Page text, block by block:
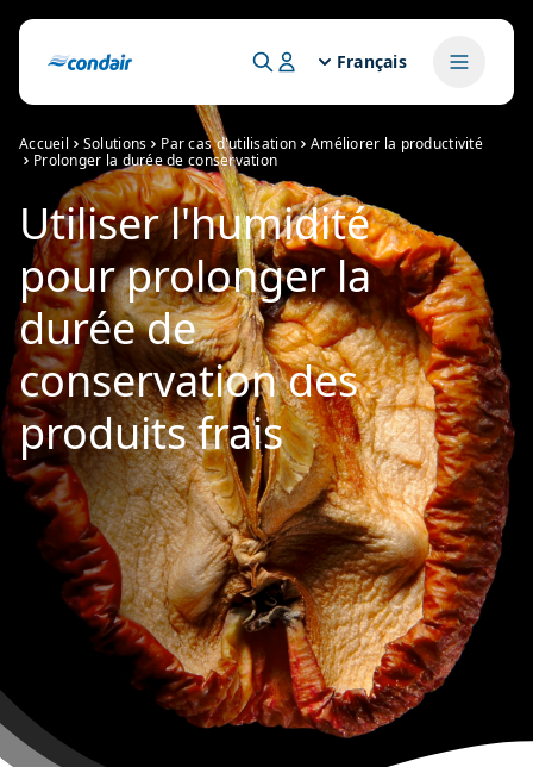
Français
Accueil Solutions Par cas d'utilisation
Améliorer la productivité
Prolonger la durée de conservation
Utiliser l'humidité
pour prolonger la
durée de
conservation des
produits frais